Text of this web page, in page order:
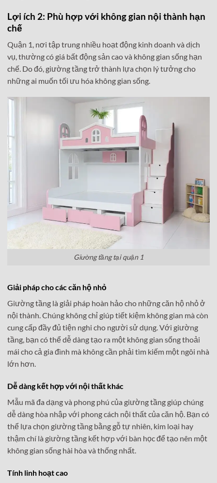
Lợi ích 2: Phù hợp với không gian nội thành hạn
chế
Quận 1, nơi tập trung nhiều hoạt động kinh doanh và dịch
vụ, thường có giá bất động sản cao và không gian sống hạn
chế. Do đó, giường tầng trở thành lựa chọn lý tưởng cho
những ai muốn tối ưu hóa không gian sống.
Giường tầng tại quận 1
Giải pháp cho các căn hộ nhỏ
Giường tầng là giải pháp hoàn hảo cho những căn hộ nhỏ ở
nội thành. Chúng không chỉ giúp tiết kiệm không gian mà còn
cung cấp đầy đủ tiện nghi cho người sử dụng. Với giường
tầng, bạn có thể dễ dàng tạo ra một không gian sống thoải
mái cho cả gia đình mà không cần phải tìm kiếm một ngôi nhà
lớn hơn.
Dễ dàng kết hợp với nội thất khác
Mẫu mã đa dạng và phong phú của giường tầng giúp chúng
dễ dàng hòa nhập với phong cách nội thất của căn hộ. Bạn có
thể lựa chọn giường tầng bằng gỗ tự nhiên, kim loại hay
thậm chí là giường tầng kết hợp với bàn học để tạo nên một
không gian sống hài hòa và thống nhất.
Tính linh hoạt cao